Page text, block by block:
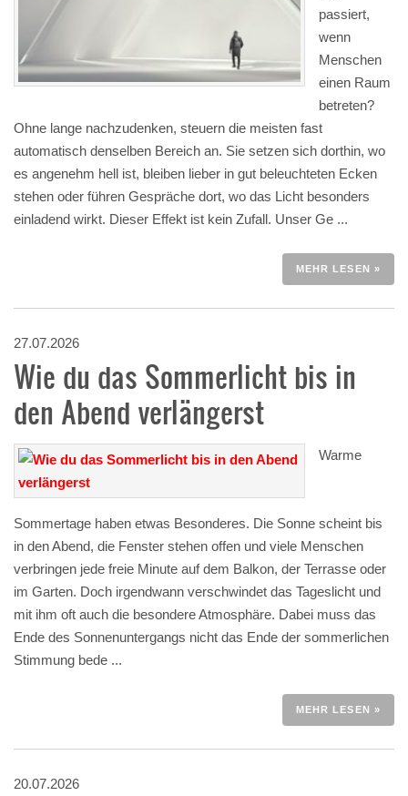
passiert,
wenn
Menschen
einen Raum
betreten?
Ohne lange nachzudenken, steuern die meisten fast
automatisch denselben Bereich an. Sie setzen sich dorthin, wo
es angenehm hell ist, bleiben lieber in gut beleuchteten Ecken
stehen oder führen Gespräche dort, wo das Licht besonders
einladend wirkt. Dieser Effekt ist kein Zufall. Unser Ge ...
MEHR LESEN »
27.07.2026
Wie du das Sommerlicht bis in
den Abend verlängerst
Warme
Sommertage haben etwas Besonderes. Die Sonne scheint bis
in den Abend, die Fenster stehen offen und viele Menschen
verbringen jede freie Minute auf dem Balkon, der Terrasse oder
im Garten. Doch irgendwann verschwindet das Tageslicht und
mit ihm oft auch die besondere Atmosphäre. Dabei muss das
Ende des Sonnenuntergangs nicht das Ende der sommerlichen
Stimmung bede ...
MEHR LESEN »
20.07.2026